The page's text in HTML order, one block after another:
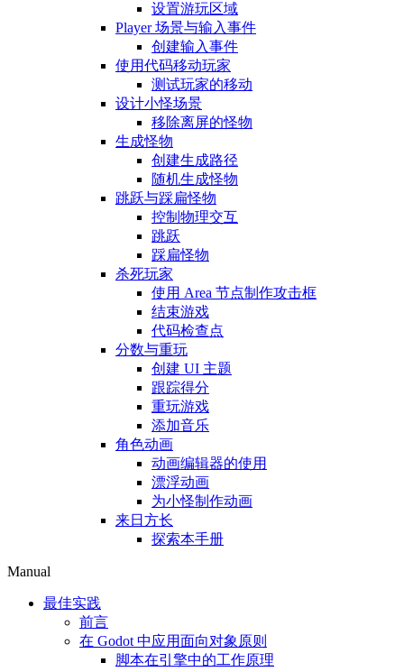
设置游玩区域
Player 场景与输入事件
创建输入事件
使用代码移动玩家
测试玩家的移动
设计小怪场景
移除离屏的怪物
生成怪物
创建生成路径
随机生成怪物
跳跃与踩扁怪物
控制物理交互
跳跃
踩扁怪物
杀死玩家
使用 Area 节点制作攻击框
结束游戏
代码检查点
分数与重玩
创建 UI 主题
跟踪得分
重玩游戏
添加音乐
角色动画
动画编辑器的使用
漂浮动画
为小怪制作动画
来日方长
探索本手册
Manual
最佳实践
前言
在 Godot 中应用面向对象原则
脚本在引擎中的工作原理